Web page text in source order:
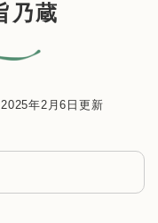
乃蔵
年2月6日更新